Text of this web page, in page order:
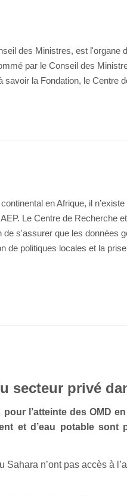
des Ministres, est l'organe
par le Conseil des
la Fondation, le Centre
en Afrique, il
Le Centre de Recherche
de s'assurer que les données
de politiques locales et la
secteur privé
l’atteinte des OMD en
et d’eau potable sont
Sahara n’ont pas accès à